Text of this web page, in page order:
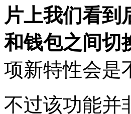
片上我们看到
和钱包之间切
项新特性会是
不过该功能并